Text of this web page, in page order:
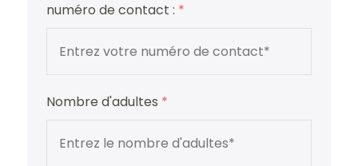
numéro de contact : *
Nombre d'adultes *